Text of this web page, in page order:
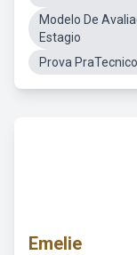
Modelo De
Estagio
Prova
Emelie